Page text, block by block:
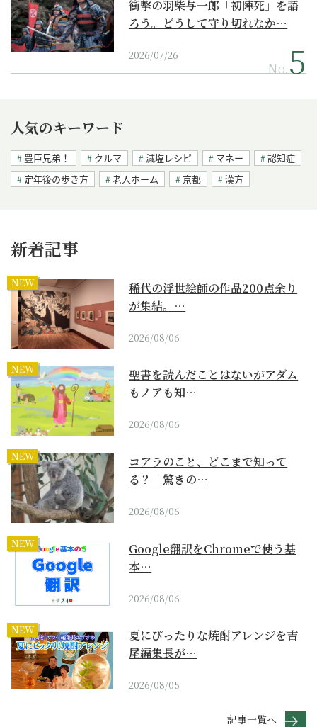
衝撃の羽柴与一郎「初陣死」を語
ろう。どうして守り切れなか…
2026/07/26
No.
人気のキーワード
豊臣兄弟！ クルマ 減塩レシピ マネー
認知症
定年後の歩き方
老人ホーム 京都 漢方
新着記事
NEW
稀代の浮世絵師の作品200点余り
が集結。…
2026/08/06
NEW
聖書を読んだことはないがアダム
もノアも知…
2026/08/06
NEW
コアラのこと、どこまで知って
る？ 驚きの…
2026/08/06
NEW
Google翻訳をChromeで使う基
本…
2026/08/06
NEW
夏にぴったりな焼酎アレンジを吉
尾編集長が…
2026/08/05
記事一覧へ